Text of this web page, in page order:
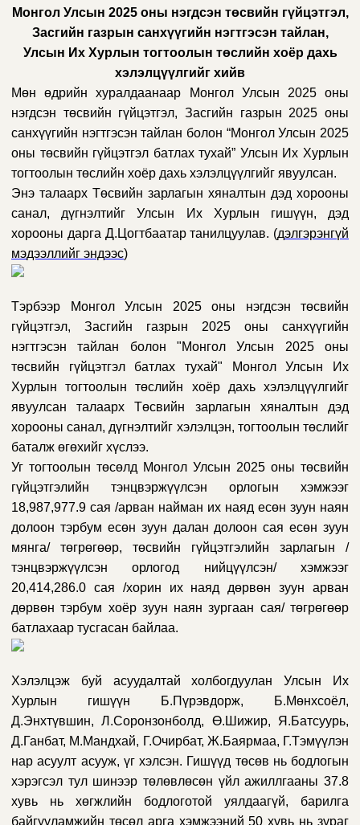
Монгол Улсын 2025 оны нэгдсэн төсвийн гүйцэтгэл,
Засгийн газрын санхүүгийн нэгтгэсэн тайлан,
Улсын Их Хурлын тогтоолын төслийн хоёр дахь
хэлэлцүүлгийг хийв
Мөн өдрийн хуралдаанаар Монгол Улсын 2025 оны
нэгдсэн төсвийн гүйцэтгэл, Засгийн газрын 2025 оны
санхүүгийн нэгтгэсэн тайлан болон “Монгол Улсын 2025
оны төсвийн гүйцэтгэл батлах тухай” Улсын Их Хурлын
тогтоолын төслийн хоёр дахь хэлэлцүүлгийг явуулсан.
Энэ талаарх Төсвийн зарлагын хяналтын дэд хорооны
санал, дүгнэлтийг Улсын Их Хурлын гишүүн, дэд
хорооны дарга Д.Цогтбаатар танилцуулав. (дэлгэрэнгүй
мэдээллийг эндээс)
Тэрбээр Монгол Улсын 2025 оны нэгдсэн төсвийн
гүйцэтгэл, Засгийн газрын 2025 оны санхүүгийн
нэгтгэсэн тайлан болон "Монгол Улсын 2025 оны
төсвийн гүйцэтгэл батлах тухай" Монгол Улсын Их
Хурлын тогтоолын төслийн хоёр дахь хэлэлцүүлгийг
явуулсан талаарх Төсвийн зарлагын хяналтын дэд
хорооны санал, дүгнэлтийг хэлэлцэн, тогтоолын төслийг
баталж өгөхийг хүслээ.
Уг тогтоолын төсөлд Монгол Улсын 2025 оны төсвийн
гүйцэтгэлийн тэнцвэржүүлсэн орлогын хэмжээг
18,987,977.9 сая /арван найман их наяд есөн зуун наян
долоон тэрбум есөн зуун далан долоон сая есөн зуун
мянга/ төгрөгөөр, төсвийн гүйцэтгэлийн зарлагын /
тэнцвэржүүлсэн орлогод нийцүүлсэн/ хэмжээг
20,414,286.0 сая /хорин их наяд дөрвөн зуун арван
дөрвөн тэрбум хоёр зуун наян зургаан сая/ төгрөгөөр
батлахаар тусгасан байлаа.
Хэлэлцэж буй асуудалтай холбогдуулан Улсын Их
Хурлын гишүүн
Б.Пүрэвдорж, Б.Мөнхсоёл,
Д.Энхтүвшин, Л.Соронзонболд, Ө.Шижир, Я.Батсуурь,
Д.Ганбат, М.Мандхай, Г.Очирбат, Ж.Баярмаа, Г.Тэмүүлэн
нар асуулт асууж, үг хэлсэн. Гишүүд төсөв нь бодлогын
хэрэгсэл тул шинээр төлөвлөсөн үйл ажиллгааны 37.8
хувь нь хөгжлийн бодлоготой уялдаагүй, барилга
байгууламжийн төсөл арга хэмжээний 50 хувь нь зураг